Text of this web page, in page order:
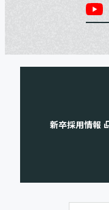
新卒採用情報